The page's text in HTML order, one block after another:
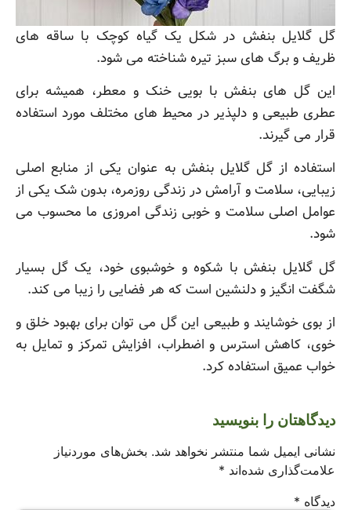
گل گلایل بنفش در شکل یک گیاه کوچک با ساقه های
ظریف و برگ های سبز تیره شناخته می شود.
این گل های بنفش با بویی خنک و معطر، همیشه برای
عطری طبیعی و دلپذیر در محیط های مختلف مورد استفاده
قرار می گیرند.
استفاده از گل گلایل بنفش به عنوان یکی از منابع اصلی
زیبایی، سلامت و آرامش در زندگی روزمره، بدون شک یکی از
عوامل اصلی سلامت و خوبی زندگی امروزی ما محسوب می
شود.
گل گلایل بنفش با شکوه و خوشبوی خود، یک گل بسیار
شگفت انگیز و دلنشین است که هر فضایی را زیبا می کند.
از بوی خوشایند و طبیعی این گل می توان برای بهبود خلق و
خوی، کاهش استرس و اضطراب، افزایش تمرکز و تمایل به
خواب عمیق استفاده کرد.
دیدگاهتان را بنویسید
نشانی ایمیل شما منتشر نخواهد شد. بخش‌های موردنیاز
علامت‌گذاری شده‌اند *
دیدگاه *